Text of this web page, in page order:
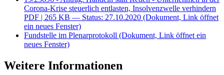
Corona-Krise steuerlich entlasten, Insolvenzwelle verhindern
PDF | 265 KB — Status: 27.10.2020 (Dokument, Link öffnet
ein neues Fenster)
Fundstelle im Plenarprotokoll (Dokument, Link öffnet ein
neues Fenster)
Weitere Informationen